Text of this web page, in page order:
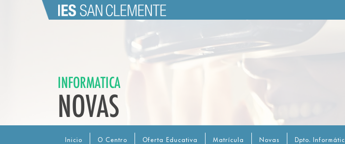
INFORMATICA
NOVAS
Inicio O Centro Oferta Educativa Matrícula Novas Dpto.